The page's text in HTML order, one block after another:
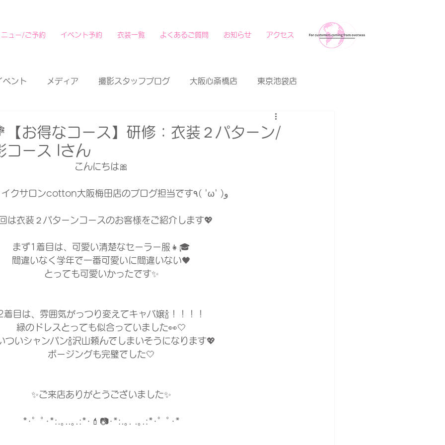
ュー/ご予約 イベント予約 衣装一覧 よくあるご質問 お知らせ アクセス
ベント メディア 撮影スタッフブログ 大阪心斎橋店 東京池袋店
【お得なコース】研修：衣装２パターン/​
コース Iさん
こんにちは🎀
女装メイクサロンcotton大阪梅田店のブログ担当です٩( 'ω' )و
は衣装２パターンコースのお客様をご紹介します💖
まず1着目は、可愛い清楚なセーラー服👧🎓
間違いなく学年で一番可愛いに間違いない🖤
とっても可愛いかったです✨
着目は、雰囲気がっつり変えてキャバ嬢🍾！！！！
緑のドレスとっても似合っていました👀🤍
ついシャンパン🍾沢山頼んでしまいそうになります💖
ポージングも完璧でした🤍
✨ご来店ありがとうございました✨
*･゜ﾟ･*:.｡..｡.:*･💄📷･*:.｡. .｡.:*･゜ﾟ･*